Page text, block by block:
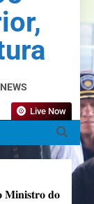
Live Now
𝐝𝐨